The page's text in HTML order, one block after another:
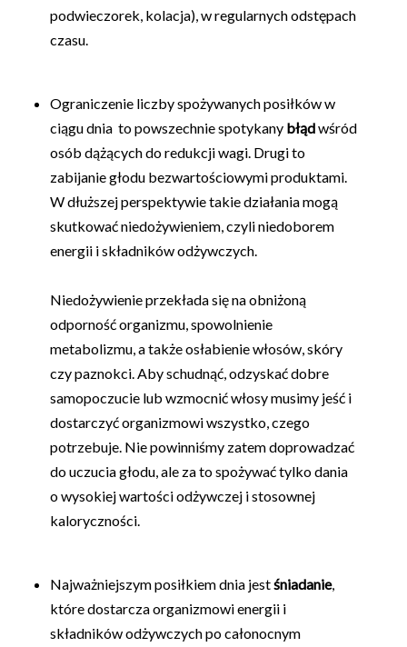
podwieczorek, kolacja), w regularnych odstępach
czasu.
Ograniczenie liczby spożywanych posiłków w
ciągu dnia to powszechnie spotykany błądwśród
osób dążących do redukcji wagi. Drugi to
zabijanie głodu bezwartościowymi produktami.
W dłuższej perspektywie takie działania mogą
skutkować niedożywieniem, czyli niedoborem
energii i składników odżywczych.
Niedożywienie przekłada się na obniżoną
odporność organizmu, spowolnienie
metabolizmu, a także osłabienie włosów, skóry
czy paznokci. Aby schudnąć, odzyskać dobre
samopoczucie lub wzmocnić włosy musimy jeść i
dostarczyć organizmowi wszystko, czego
potrzebuje. Nie powinniśmy zatem doprowadzać
do uczucia głodu, ale za to spożywać tylko dania
o wysokiej wartości odżywczej i stosownej
kaloryczności.
Najważniejszym posiłkiem dnia jestśniadanie,
które dostarcza organizmowi energii i
składników odżywczych po całonocnym